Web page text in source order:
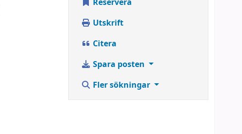
Reservera
Utskrift
Citera
Spara posten
Fler sökningar